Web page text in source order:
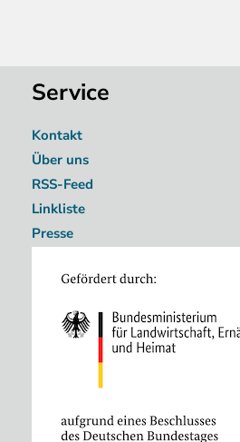
Service
Kontakt
Über uns
RSS-Feed
Linkliste
Presse